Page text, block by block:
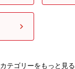
ト加工対象商品
カテゴリーをもっと見る